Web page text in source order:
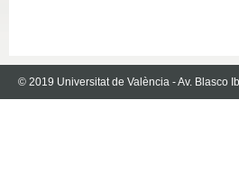
© 2019 Universitat de València - Av. Blasco